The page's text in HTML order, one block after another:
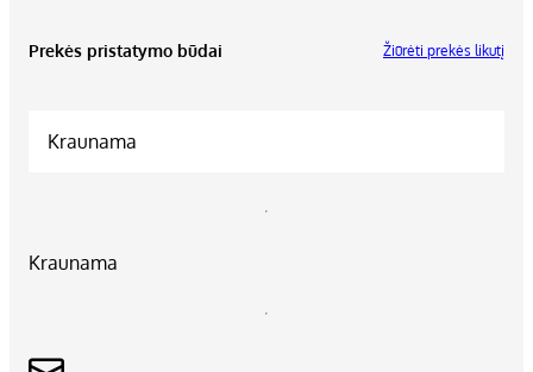
Prekės pristatymo būdai Žiūrėti prekės likutį
Kraunama
Kraunama